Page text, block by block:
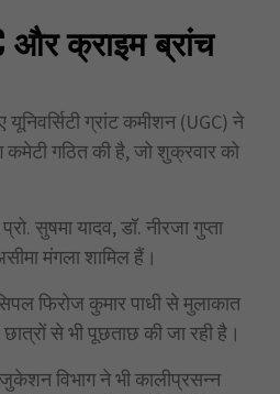
और क्राइम ब्रांच
ग्रांट कमीशन (UGC) ने
गठित की है, जो शुक्रवार को
सुषमा यादव, डॉ. नीरजा गुप्ता
मंगला शामिल हैं।
फिरोज कुमार पाधी से मुलाकात
से भी पूछताछ की जा रही है।
विभाग ने भी कालीप्रसन्न